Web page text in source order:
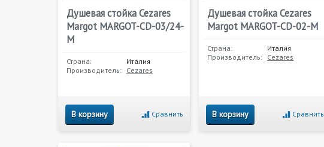
Душевая стойка Cezares
Margot MARGOT-CD-03/24-
M
Страна:
Италия
Производитель: Cezares
В корзину Сравнить
Душевая стойка Cezares
Margot MARGOT-CD-02-M
Страна:
Италия
Производитель: Cezares
В корзину Сравнить